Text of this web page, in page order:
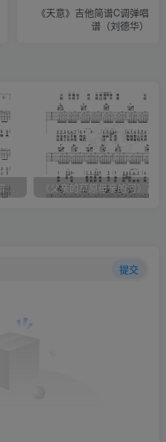
《天意》吉他简谱C调弹唱
谱（刘德华）
《天际》吉他简谱G调弹唱谱（姜玉阳）
提交